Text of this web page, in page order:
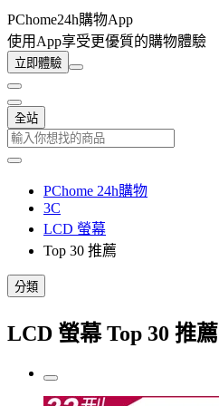
PChome24h購物App
使用App享受更優質的購物體驗
立即體驗
全站
PChome 24h購物
3C
LCD 螢幕
Top 30 推薦
分類
LCD 螢幕 Top 30 推薦